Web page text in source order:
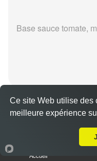
Base sauce tomate,
Pizza régina senior
Dès15.00 €
Base sauce tomate,
Accueil
Ce site Web utilise des
meilleure expérience